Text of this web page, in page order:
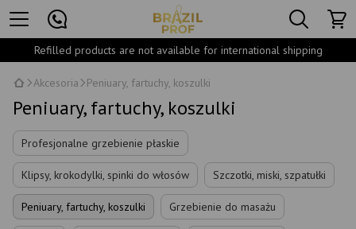
Refilled products are not available for international shipping
Akcesoria Peniuary, fartuchy, koszulki
Peniuary, fartuchy, koszulki
Profesjonalne grzebienie płaskie
Klipsy, krokodylki, spinki do włosów Szczotki, miski, szpatułki
Peniuary, fartuchy, koszulki Grzebienie do masażu